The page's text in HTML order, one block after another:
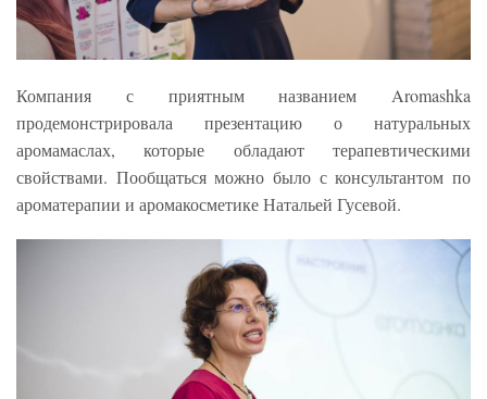
Компания с приятным названием Aromashka
продемонстрировала презентацию о натуральных
аромамаслах, которые обладают терапевтическими
свойствами. Пообщаться можно было с консультантом по
ароматерапии и аромакосметике Натальей Гусевой.